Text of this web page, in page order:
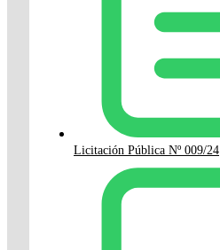
Licitación Pública Nº 009/24